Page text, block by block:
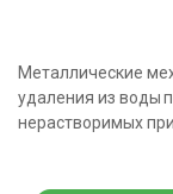
Металлические
удаления из воды
нерастворимых